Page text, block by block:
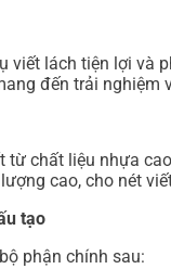
viết lách tiện lợi và
đến trải nghiệm
chất liệu nhựa
cao, cho nét
tạo
phận chính sau: